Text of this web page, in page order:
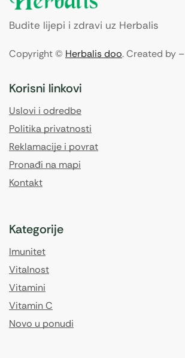
Budite lijepi i zdravi uz Herbalis
Copyright © Herbalis doo. Created by –
Korisni linkovi
Uslovi i odredbe
Politika privatnosti
Reklamacije i povrat
Pronađi na mapi
Kontakt
Kategorije
Imunitet
Vitalnost
Vitamini
Vitamin C
Novo u ponudi